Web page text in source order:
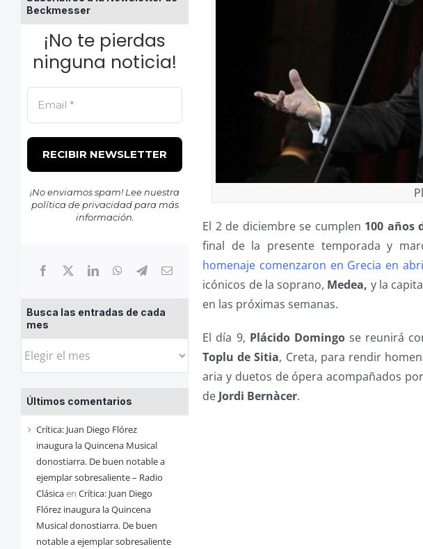
Beckmesser
¡No te pierdas
ninguna noticia!
¡No enviamos spam! Lee nuestra
política de privacidadpara más
información.
Busca las entradas de cada
mes
Busca
entradas
de
cada
mes
Últimos comentarios
Crítica: Juan Diego Flórez
inaugura la Quincena Musical
donostiarra. De buen notable a
ejemplar sobresaliente – Radio
Clásicaen Crítica: Juan Diego
Flórez inaugura la Quincena
Musical donostiarra. De buen
notable a ejemplar sobresaliente
El 2 de diciembre se cumplen 100 años
final de la presente temporada y
homenaje comenzaron en Grecia en
icónicos de la soprano, Medea, y la
en las próximas semanas.
El día 9, Plácido Domingose reunirá
Toplu de Sitia, Creta, para rendir
aria y duetos de ópera acompañados
de Jordi Bernàcer.